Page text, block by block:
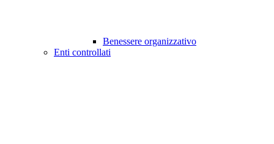
Benessere organizzativo
Enti controllati